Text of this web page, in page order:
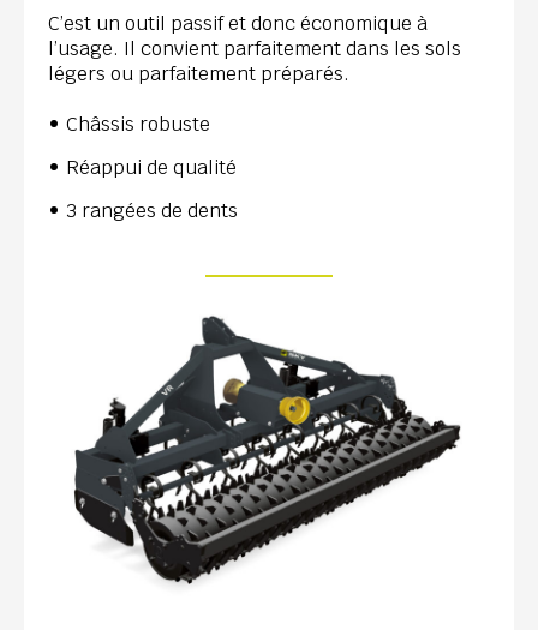
C’est un outil passif et donc économique à
l’usage. Il convient parfaitement dans les sols
légers ou parfaitement préparés.
Châssis robuste
Réappui de qualité
3 rangées de dents